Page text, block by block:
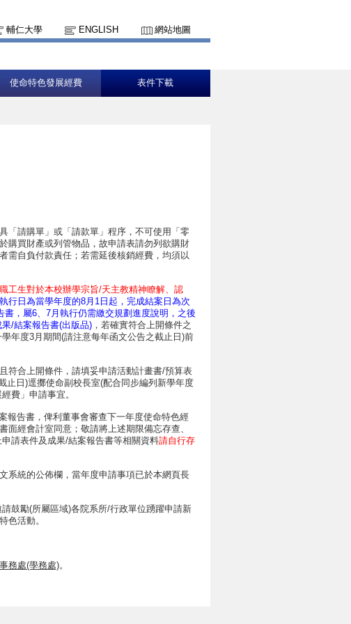
輔仁大學 ENGLISH 網站地圖
使命特色發展經費 表件下載
「請購單」或「請款單」程序，不可使用「零
購買財產或列管物品，故申請表請勿列欲購財
需自負付款責任；若需延後核銷經費，均須以
工生對於本校辦學宗旨/天主教精神瞭解、認
執行日為當學年度的8月1日起，完成結案日為次
，屬6、7月執行仍需繳交規劃進度說明，之後
/結案報告書(出版品) ，若確實符合上開條件之
年度3月期間(請注意每年函文公告之截止日)前
符合上開條件，請填妥申請活動計畫書/預算表
止日)逕擲使命副校長室(配合同步編列新學年度
費」申請事宜。
報告書，俾利董事會審查下一年度使命特色經
經會計室同意；敬請將上述期限備忘存查、
請表件及成果/結案報告書等相關資料請自行存
系統的公佈欄，當年度申請事項已於本網頁長
鼓勵(所屬區域)各院系所/行政單位踴躍申請新
色活動。
務處(學務處)。